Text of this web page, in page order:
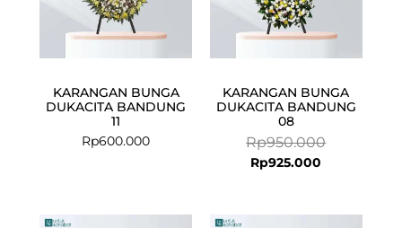
KARANGAN BUNGA
DUKACITA BANDUNG
11
Rp600.000
KARANGAN BUNGA
DUKACITA BANDUNG
08
Rp950.000
Rp925.000